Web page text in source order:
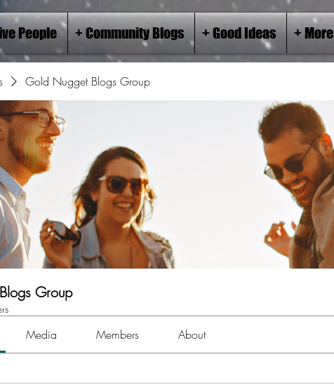
People + Community Blogs + Good Ideas + More
Gold Nugget Blogs Group
Group
Media Members About